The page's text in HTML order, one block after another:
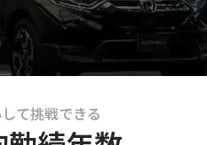
て挑戦できる